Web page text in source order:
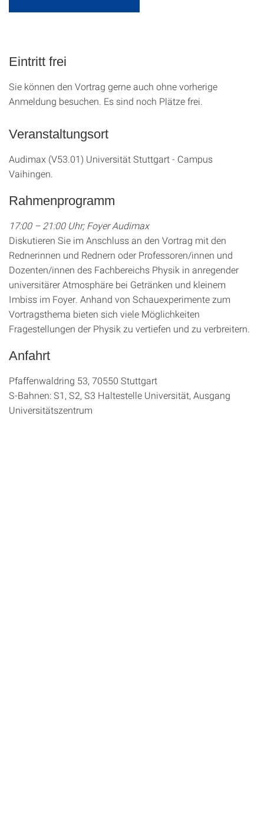
Eintritt frei
Sie können den Vortrag gerne auch ohne vorherige
Anmeldung besuchen. Es sind noch Plätze frei.
Veranstaltungsort
Audimax (V53.01) Universität Stuttgart - Campus
Vaihingen.
Rahmenprogramm
17:00 – 21:00 Uhr; Foyer Audimax
Diskutieren Sie im Anschluss an den Vortrag mit den
Rednerinnen und Rednern oder Professoren/innen und
Dozenten/innen des Fachbereichs Physik in anregender
universitärer Atmosphäre bei Getränken und kleinem
Imbiss im Foyer. Anhand von Schauexperimente zum
Vortragsthema bieten sich viele Möglichkeiten
Fragestellungen der Physik zu vertiefen und zu verbreitern.
Anfahrt
Pfaffenwaldring 53, 70550 Stuttgart
S-Bahnen: S1, S2, S3 Haltestelle Universität, Ausgang
Universitätszentrum